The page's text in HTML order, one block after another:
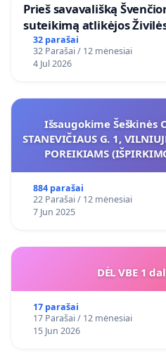
​Prieš savavališką
suteikimą atlikėjos
32 parašai
32 Parašai / 12 mėnesiai
4 Jul 2026
Išsaugokime Šeškinės
STANEVIČIAUS G. 1,
POREIKIAMS
884 parašai
22 Parašai / 12 mėnesiai
7 Jun 2025
DĖL VBE 1
17 parašai
17 Parašai / 12 mėnesiai
15 Jun 2026